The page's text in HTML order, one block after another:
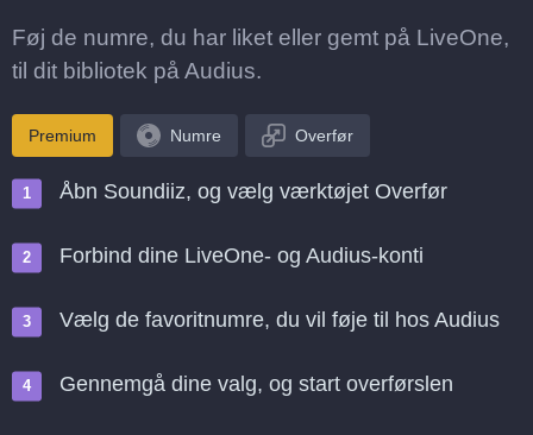
Føj de numre, du har liket eller gemt på LiveOne,
til dit bibliotek på Audius.
Premium Numre Overfør
Åbn Soundiiz, og vælg værktøjet Overfør
Forbind dine LiveOne- og Audius-konti
Vælg de favoritnumre, du vil føje til hos Audius
Gennemgå dine valg, og start overførslen